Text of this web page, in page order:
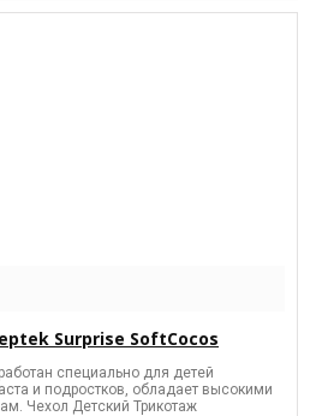
Surprise SoftCocos
специально для детей
и подростков, обладает высокими
Чехол Детский Трикотаж